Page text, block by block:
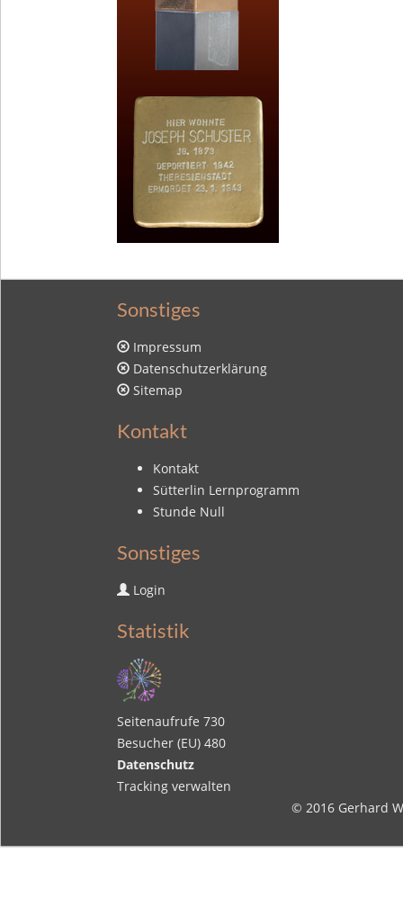
Sonstiges
Impressum
Datenschutzerklärung
Sitemap
Kontakt
Kontakt
Sütterlin Lernprogramm
Stunde Null
Sonstiges
Login
Statistik
Seitenaufrufe 730
Besucher (EU) 480
Datenschutz
Tracking verwalten
© 2016 Gerhard